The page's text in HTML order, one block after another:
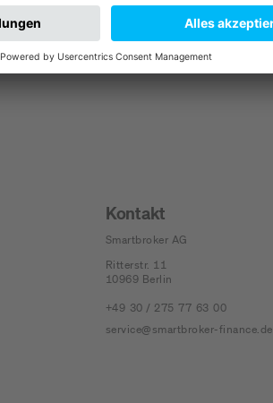
Kontakt
Smartbroker AG
Ritterstr. 11
10969 Berlin
+49 30 / 275 77 63 00
service@smartbroker-finance.de